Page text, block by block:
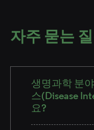
자주 묻는
생명과학 분
스(Disease
요?